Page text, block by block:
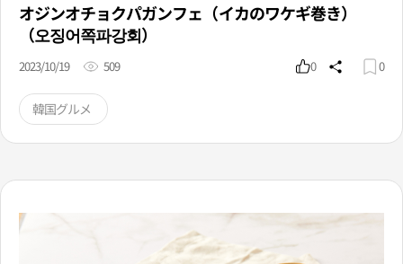
オジンオチョクパガンフェ（イカのワケギ巻き）
（오징어쪽파강회）
2023/10/19 509 0 0
韓国グルメ